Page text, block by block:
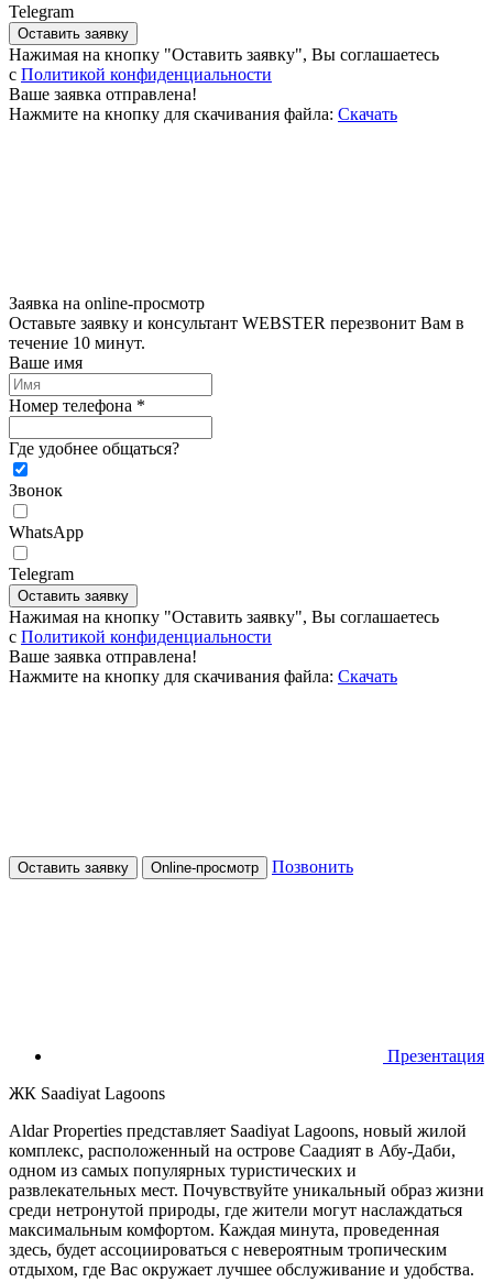
Telegram
Оставить заявку
Нажимая на кнопку "Оставить заявку", Вы соглашаетесь
c Политикой конфиденциальности
Ваше заявка отправлена!
Нажмите на кнопку для скачивания файла: Скачать
Заявка на online-просмотр
Оставьте заявку и консультант WEBSTER перезвонит Вам в
течение 10 минут.
Ваше имя
Номер телефона *
Где удобнее общаться?
Звонок
WhatsApp
Telegram
Оставить заявку
Нажимая на кнопку "Оставить заявку", Вы соглашаетесь
c Политикой конфиденциальности
Ваше заявка отправлена!
Нажмите на кнопку для скачивания файла: Скачать
Оставить заявку Online-просмотр Позвонить
Презентация
ЖК Saadiyat Lagoons
Aldar Properties представляет Saadiyat Lagoons, новый жилой
комплекс, расположенный на острове Саадият в Абу-Даби,
одном из самых популярных туристических и
развлекательных мест. Почувствуйте уникальный образ жизни
среди нетронутой природы, где жители могут наслаждаться
максимальным комфортом. Каждая минута, проведенная
здесь, будет ассоциироваться с невероятным тропическим
отдыхом, где Вас окружает лучшее обслуживание и удобства.